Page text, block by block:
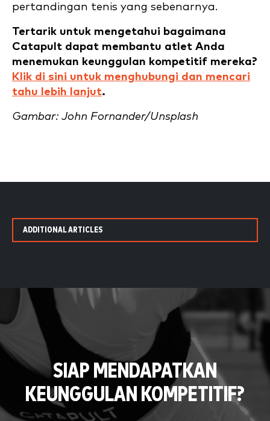
pertandingan tenis yang sebenarnya.
Tertarik untuk mengetahui bagaimana
Catapult dapat membantu atlet Anda
menemukan keunggulan kompetitif mereka?
Klik di sini untuk menghubungi dan mencari
tahu lebih lanjut.
Gambar: John Fornander/Unsplash
ADDITIONAL ARTICLES
SIAP MENDAPATKAN
KEUNGGULAN KOMPETITIF?